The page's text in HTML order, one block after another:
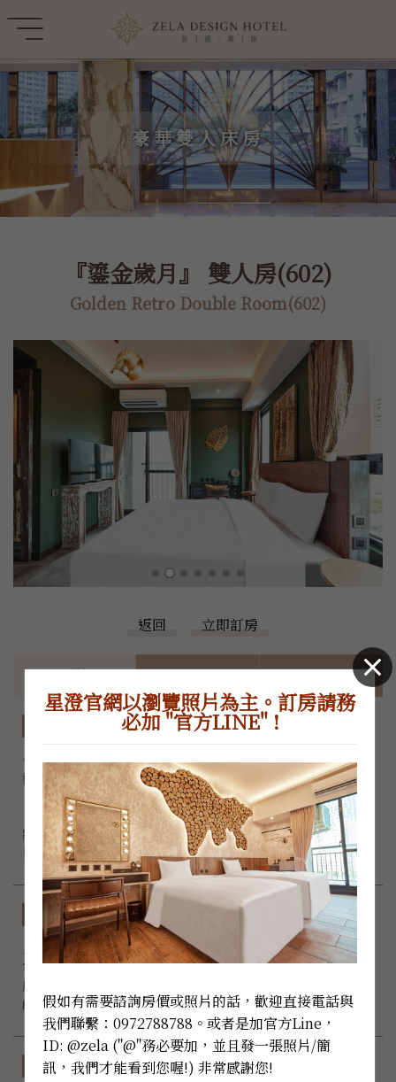
豪華雙人床房
『鎏金歲月』 雙人房(602)
Golden Retro Double Room(602)
返回 立即訂房
房型特色 價格表 住房須知
~因為官網控房不易，正確房況和價格，請加LINE或電洽櫃
檯，感謝您的體諒~
『室內深綠色搭配特色壁磚，周圍擺設復古奢華的傢俱，
牆壁佈置金色紋理的藝術品和畫作，使人沈浸在鎏金歲月的世
房型規格
入住人數：
x 2
客房床型：6呎加大Queen size雙人床 *1
房間大小：23 m²
能否加床：無
設備與服務
星澄官網以瀏覽照片為主。訂房請務
必加 "官方LINE" !
假如有需要諮詢房價或照片的話，歡迎直接電話與
我們聯繫：0972788788。或者是加官方Line，
ID: @zela ("@"務必要加，並且發一張照片/簡
訊，我們才能看到您喔!) 非常感謝您!